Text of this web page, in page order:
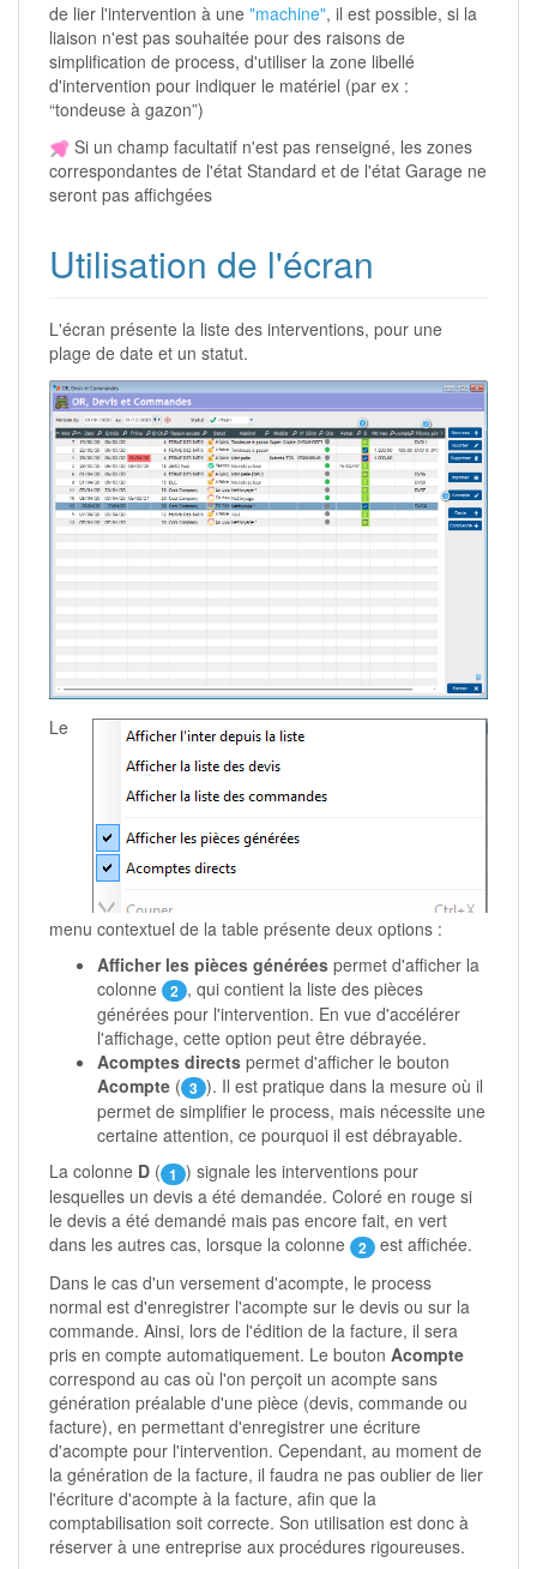
de lier l'intervention à une "machine", il est possible, si la
liaison n'est pas souhaitée pour des raisons de
simplification de process, d'utiliser la zone libellé
d'intervention pour indiquer le matériel (par ex :
“tondeuse à gazon”)
Si un champ facultatif n'est pas renseigné, les zones
correspondantes de l'état Standard et de l'état Garage ne
seront pas affichgées
Utilisation de l'écran
L'écran présente la liste des interventions, pour une
plage de date et un statut.
Le
menu contextuel de la table présente deux options :
Afficher les pièces générées permet d'afficher la
colonne
2 , qui contient la liste des pièces
générées pour l'intervention. En vue d'accélérer
l'affichage, cette option peut être débrayée.
Acomptes directs permet d'afficher le bouton
Acompte ( 3 ). Il est pratique dans la mesure où il
permet de simplifier le process, mais nécessite une
certaine attention, ce pourquoi il est débrayable.
La colonne D ( 1 ) signale les interventions pour
lesquelles un devis a été demandée. Coloré en rouge si
le devis a été demandé mais pas encore fait, en vert
dans les autres cas, lorsque la colonne
2
est affichée.
Dans le cas d'un versement d'acompte, le process
normal est d'enregistrer l'acompte sur le devis ou sur la
commande. Ainsi, lors de l'édition de la facture, il sera
pris en compte automatiquement. Le bouton Acompte
correspond au cas où l'on perçoit un acompte sans
génération préalable d'une pièce (devis, commande ou
facture), en permettant d'enregistrer une écriture
d'acompte pour l'intervention. Cependant, au moment de
la génération de la facture, il faudra ne pas oublier de lier
l'écriture d'acompte à la facture, afin que la
comptabilisation soit correcte. Son utilisation est donc à
réserver à une entreprise aux procédures rigoureuses.